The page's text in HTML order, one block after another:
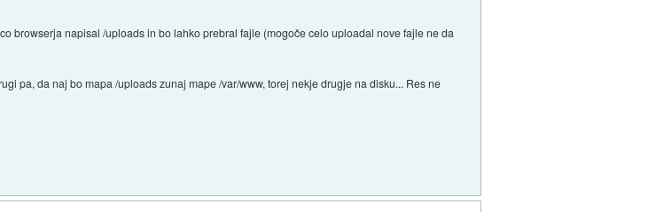
browserja napisal /uploads in bo lahko prebral fajle (mogoče celo uploadal nove fajle ne da
pa, da naj bo mapa /uploads zunaj mape /var/www, torej nekje drugje na disku... Res ne